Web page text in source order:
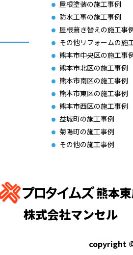
屋根塗装の施工事例
防水工事の施工事例
屋根葺き替えの施工事
その他リフォームの施
熊本市中央区の施工事
熊本市北区の施工事例
熊本市南区の施工事例
熊本市東区の施工事例
熊本市西区の施工事例
益城町の施工事例
菊陽町の施工事例
その他の施工事例
熊本
株式会社マンセル
copyright